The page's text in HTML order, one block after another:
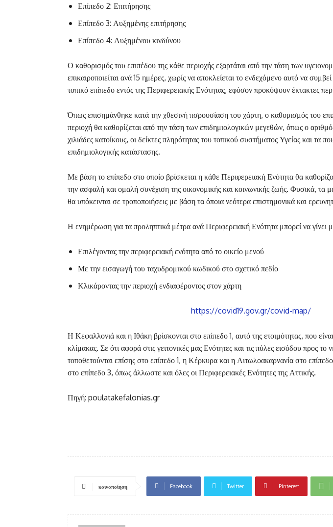
Επίπεδο 2: Επιτήρησης
Επίπεδο 3: Αυξημένης επιτήρησης
Επίπεδο 4: Αυξημένου κινδύνου
Ο καθορισμός του επιπέδου της κάθε περιοχής εξαρτάται από την τάση των
επικαιροποιείται ανά 15 ημέρες, χωρίς να αποκλείεται το ενδεχόμενο αυτό να
τοπικό επίπεδο εντός της Περιφερειακής Ενότητας, εφόσον προκύψουν έκτακτες
Όπως επισημάνθηκε κατά την χθεσινή πσρουσίαση του χάρτη, ο καθορισμός του
περιοχή θα καθορίζεται από την τάση των επιδημιολογικών μεγεθών, όπως ο
χιλιάδες κατοίκους, οι δείκτες πληρότητας του τοπικού συστήματος Υγείας και τα
επιδημιολογικής κατάστασης.
Με βάση το επίπεδο στο οποίο βρίσκεται η κάθε Περιφερειακή Ενότητα θα
την ασφαλή και ομαλή συνέχιση της οικονομικής και κοινωνικής ζωής. Φυσικά, τα
θα υπόκεινται σε τροποποιήσεις με βάση τα όποια νεότερα επιστημονικά και
Η ενημέρωση για τα προληπτικά μέτρα ανά Περιφερειακή Ενότητα μπορεί να γίνει
Επιλέγοντας την περιφερειακή ενότητα από το οικείο μενού
Με την εισαγωγή του ταχυδρομικού κωδικού στο σχετικό πεδίο
Κλικάροντας την περιοχή ενδιαφέροντος στον χάρτη
https://covid19.gov.gr/covid-map/
Η Κεφαλλονιά και η Ιθάκη βρίσκονται στο επίπεδο 1, αυτό της ετοιμότητας, που
κλίμακας. Σε ότι αφορά στις γειτονικές μας Ενότητες και τις πύλες εισόδου προς
τοποθετούνται επίσης στο επίπεδο 1, η Κέρκυρα και η Αιτωλοακαρνανία στο
στο επίπεδο 3, όπως άλλωστε και όλες οι Περιφερειακές Ενότητες της Αττικής.
Πηγή: poulatakefalonias.gr
κοινοποίηση Facebook Twitter Pinterest